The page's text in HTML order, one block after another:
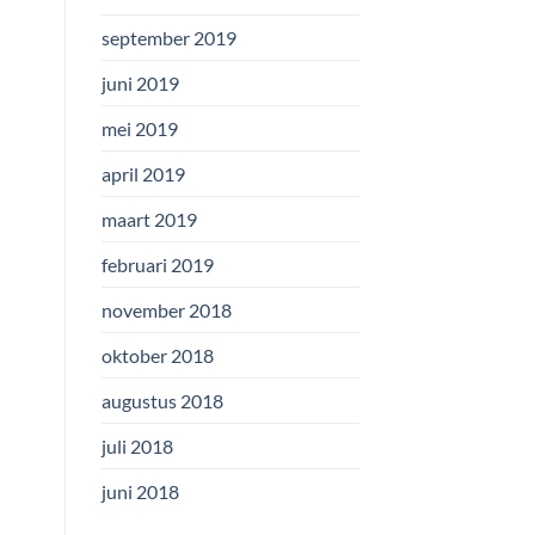
september 2019
juni 2019
mei 2019
april 2019
maart 2019
februari 2019
november 2018
oktober 2018
augustus 2018
juli 2018
juni 2018